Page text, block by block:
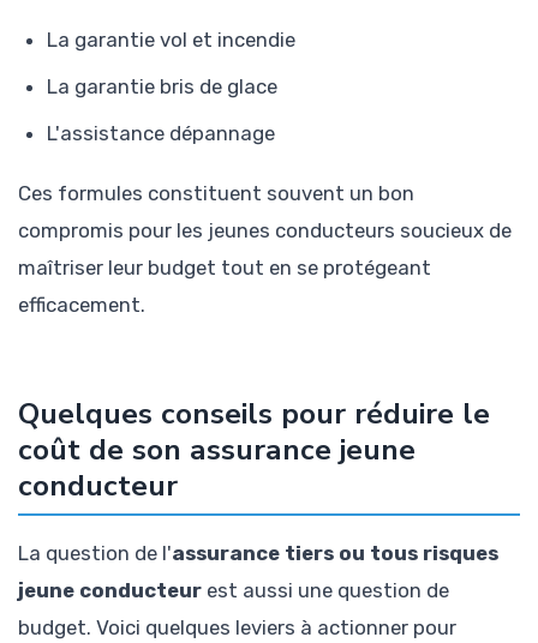
La garantie vol et incendie
La garantie bris de glace
L'assistance dépannage
Ces formules constituent souvent un bon
compromis pour les jeunes conducteurs soucieux de
maîtriser leur budget tout en se protégeant
efficacement.
Quelques conseils pour réduire le
coût de son assurance jeune
conducteur
La question de l'assurance tiers ou tous risques
jeune conducteur est aussi une question de
budget. Voici quelques leviers à actionner pour